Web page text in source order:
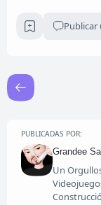
PUBLICADAS POR:
Grandee
Un